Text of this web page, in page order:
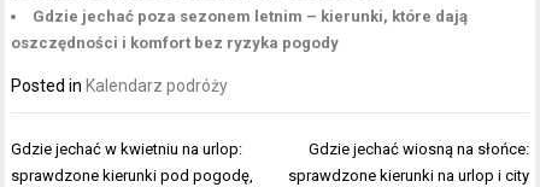
Gdzie jechać poza sezonem letnim – kierunki, które dają
oszczędności i komfort bez ryzyka pogody
Posted in Kalendarz podróży
Nawigacja
wpisu
Gdzie jechać w kwietniu na urlop:
sprawdzone kierunki pod pogodę,
Gdzie jechać wiosną na słońce:
sprawdzone kierunki na urlop i city